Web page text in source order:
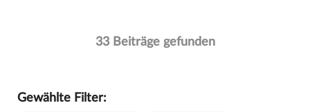
33 Beiträge gefunden
Gewählte Filter: